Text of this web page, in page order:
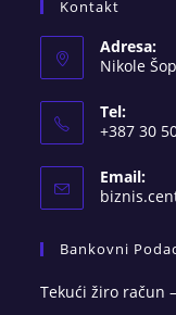
Kontakt
Adresa:
Nikole
Tel:
+387 30
Email:
Bankovni
Tekući žiro račun